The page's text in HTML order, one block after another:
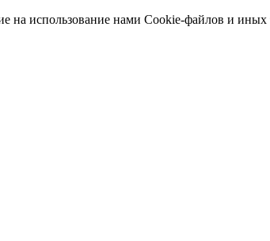
на использование нами Cookie-файлов и